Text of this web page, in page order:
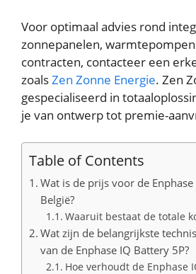
Voor optimaal advies rond
zonnepanelen,
contracten, contacteer een
zoalsZen Zonne Energie. Zen
gespecialiseerd in
je van ontwerp tot premie-
Table of Contents
Wat is de prijs voor de
België?
Waaruit bestaat de totale
Wat zijn de belangrijkste
van de Enphase IQ Battery 5P?
Hoe verhoudt de Enphase